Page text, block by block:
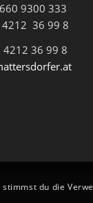
9300 333
4212 36 99 8
4212 36 99 8
du die